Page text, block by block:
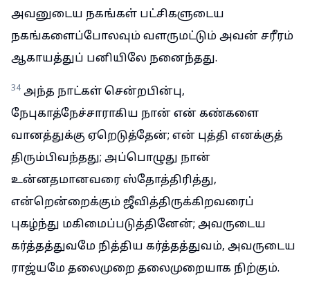
அவனுடைய நகங்கள் பட்சிகளுடைய
நகங்களைப்போலவும் வளருமட்டும் அவன் சரீரம்
ஆகாயத்துப் பனியிலே நனைந்தது.
34 அந்த நாட்கள் சென்றபின்பு,
நேபுகாத்நேச்சாராகிய நான் என் கண்களை
வானத்துக்கு ஏறெடுத்தேன்; என் புத்தி எனக்குத்
திரும்பிவந்தது; அப்பொழுது நான்
உன்னதமானவரை ஸ்தோத்திரித்து,
என்றென்றைக்கும் ஜீவித்திருக்கிறவரைப்
புகழ்ந்து மகிமைப்படுத்தினேன்; அவருடைய
கர்த்தத்துவமே நித்திய கர்த்தத்துவம், அவருடைய
ராஜ்யமே தலைமுறை தலைமுறையாக நிற்கும்.